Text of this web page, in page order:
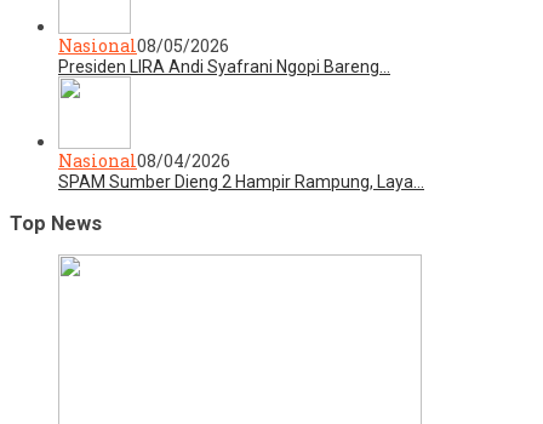
Nasional08/05/2026
Presiden LIRA Andi Syafrani Ngopi Bareng…
Nasional08/04/2026
SPAM Sumber Dieng 2 Hampir Rampung, Laya…
Top News